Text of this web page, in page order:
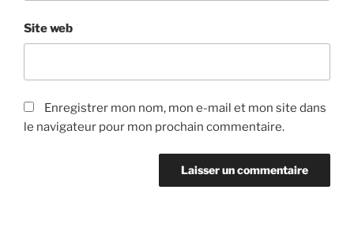
Site web
Enregistrer mon nom, mon e-mail et mon site dans
le navigateur pour mon prochain commentaire.